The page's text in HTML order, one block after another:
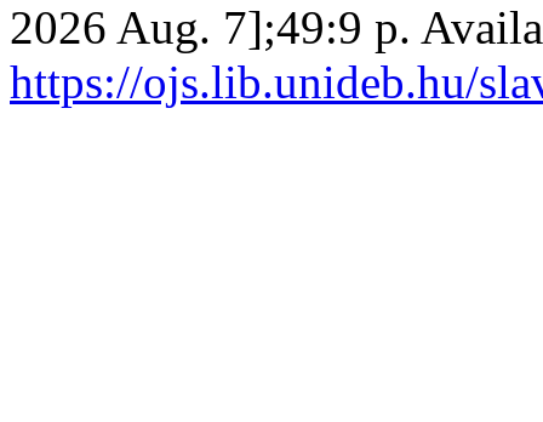
2026 Aug. 7];49:9 p.
https://ojs.lib.unideb.hu/